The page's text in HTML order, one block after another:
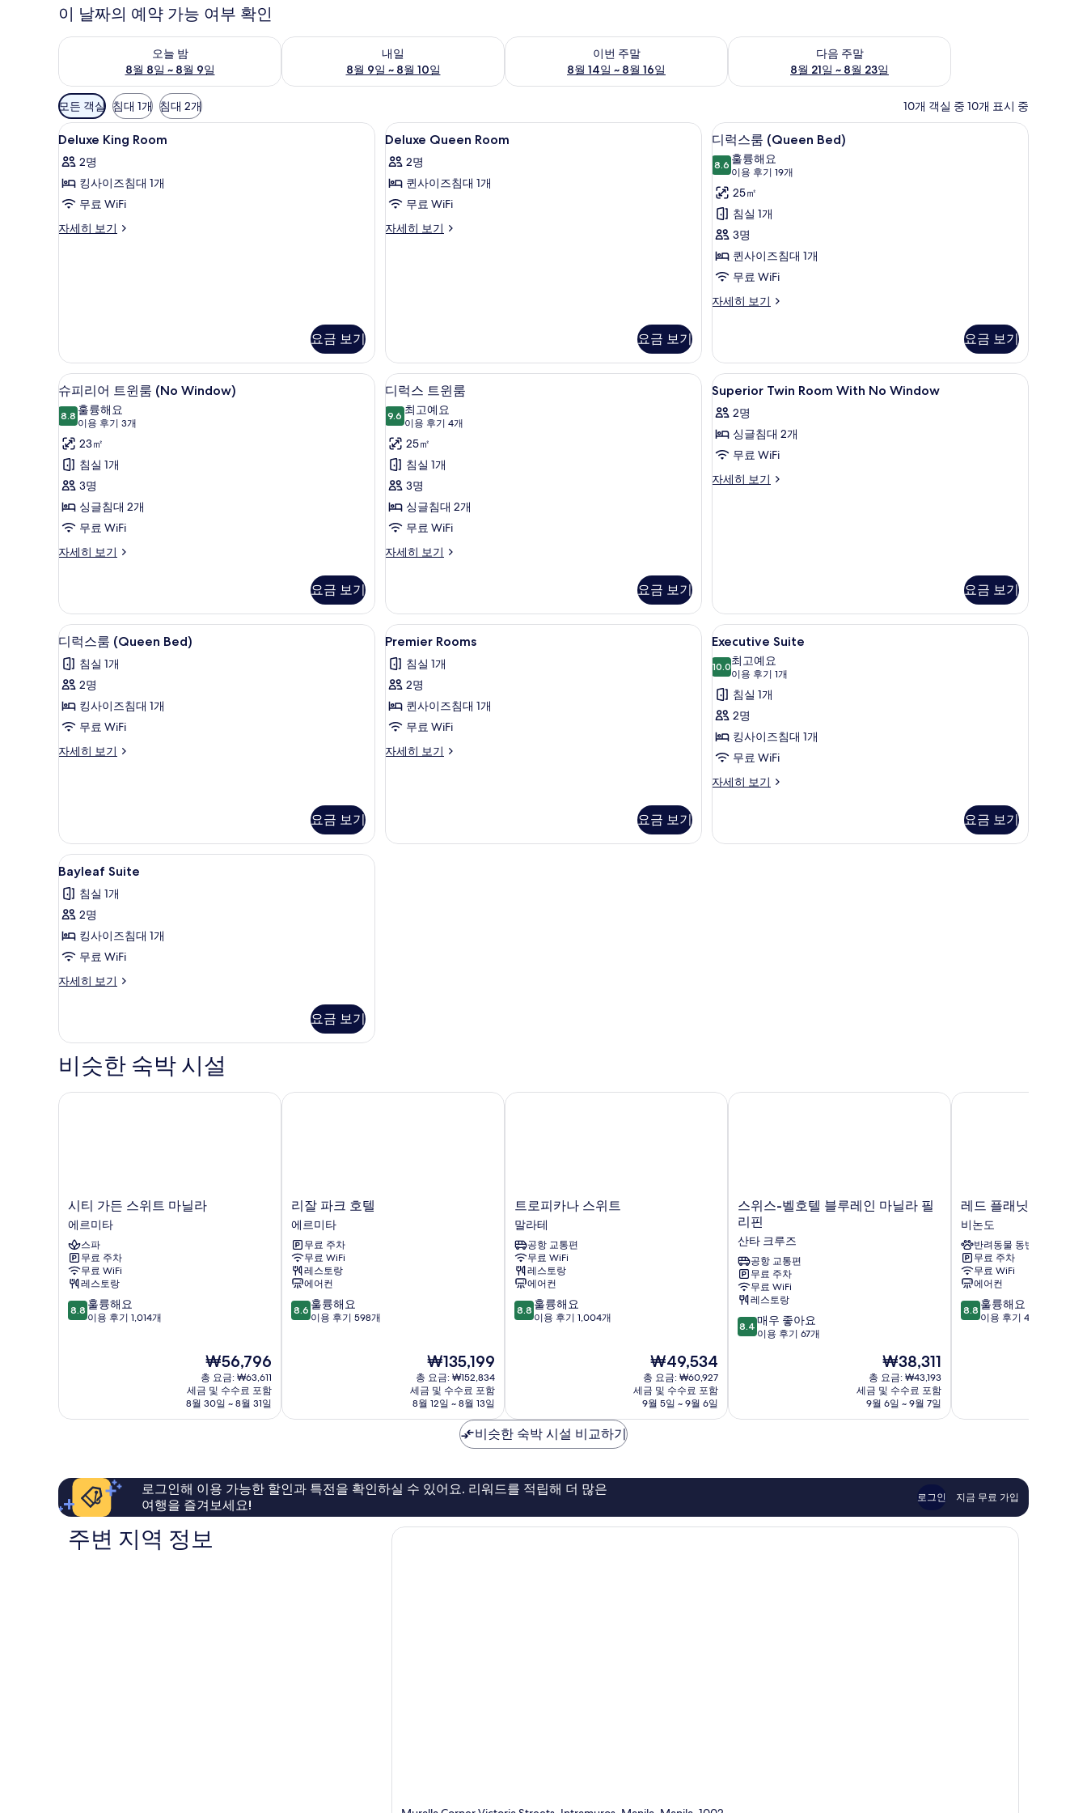
이 날짜의 예약 가능 여부 확인
오늘 밤
8월 8일 ~ 8월 9일
오늘 밤 예약 가능 여부 확인, 8월 8일 ~ 8월 9일
내일
8월 9일 ~ 8월 10일
내일 예약 가능 여부 확인, 8월 9일 ~ 8월 10일
이번 주말
8월 14일 ~ 8월 16일
이번 주말 예약 가능 여부 확인, 8월 14일 ~ 8월 16일
다음 주말
8월 21일 ~ 8월 23일
다음 주말 예약 가능 여부 확인, 8월 21일 ~ 8월 23일
객
실
에
사
용
가
능
한
모든 객실 침대 1개 침대 2개 10개 객실 중 10개 표시 중
Deluxe
King
Room
사
진
모
고급 침구, 미니바, 객실 내 금고, 책상
5
Deluxe King Room
2명
킹사이즈침대 1개
무료 WiFi
자세히 보기
Deluxe
요금 보기
Deluxe
Queen
Room
사
진
모
고급 침구, 미니바, 객실 내 금고, 책상
4
Deluxe Queen Room
2명
퀸사이즈침대 1개
무료 WiFi
자세히 보기
Deluxe
요금 보기
디
럭
스
룸
(Queen
Bed)
사
진
모
기
디럭스룸 (Queen Bed) | 고급 침구, 미니바, 객
4
디럭스룸 (Queen Bed)
8.68.6점 만점 중 10점
훌륭해요
이용 후기 19개
(이
용
후
기
19
개)
25㎡
침실 1개
3명
퀸사이즈침대 1개
무료 WiFi
자세히 보기
디
(Queen
Bed)
자
히
보
요금 보기
슈
피
리
어
트
윈
룸
(No
Window)
모
두
보
기
고급 침구, 미니바, 객실 내 금고, 책상
3
슈피리어 트윈룸 (No Window)
8.88.8점 만점 중 10점
훌륭해요
이용 후기 3개
(이
용
후
기
3
개)
23㎡
침실 1개
3명
싱글침대 2개
무료 WiFi
자세히 보기
슈
트
윈
룸
(No
Window)
자
히
보
요금 보기
디
럭
스
트
윈
룸
사
진
모
기
디럭스 트윈룸 | 고급 침구, 미니바, 객실 내 금고, 책상
5
디럭스 트윈룸
9.69.6점 만점 중 10점
최고예요
이용 후기 4개
(이
용
후
기
4
개)
25㎡
침실 1개
3명
싱글침대 2개
무료 WiFi
자세히 보기
디
윈
룸
자
히
보
요금 보기
Superior
Twin
Room
With
No
Window
기
고급 침구, 미니바, 객실 내 금고, 책상
3
Superior Twin Room With No Window
2명
싱글침대 2개
무료 WiFi
자세히 보기
Superior
보
기
요금 보기
디
럭
스
룸
(Queen
Bed)
사
보
기
디럭스룸 (Queen Bed) | 고급 침구, 미니바, 객실 내 금고, 책상
1
디럭스룸 (Queen Bed)
침실 1개
2명
킹사이즈침대 1개
무료 WiFi
자세히 보기
디
자
세
히
기
요금 보기
Premier
Rooms
사
진
모
두
보
Premier Rooms | 고급 침구, 미니바, 객실 내 금고, 책상
1
Premier Rooms
침실 1개
2명
퀸사이즈침대 1개
무료 WiFi
자세히 보기
Premier
기
요금 보기
Executive
Suite
사
진
모
두
보
기
Executive Suite | 고급 침구, 미니바, 객실 내 금
1
Executive Suite
10.010.0점 만점 중 10점
최고예요
이용 후기 1개
(이
용
후
기
개)
침실 1개
2명
킹사이즈침대 1개
무료 WiFi
자세히 보기
Executive
히
요금 보기
Bayleaf
Suite
사
진
모
두
보
Bayleaf Suite | 고급 침구, 미니바, 객실 내 금고, 책상
2
Bayleaf Suite
침실 1개
2명
킹사이즈침대 1개
무료 WiFi
자세히 보기
Bayleaf
히
기
요금 보기
비슷한 숙박 시설
시
티
가
든
스
위
트
마
닐
시티 가든 스위트 마닐라
에르미타
스파
무료 주차
무료 WiFi
레스토랑
10
점
륭
용
기
1,014
개
8.8 훌륭해요
이용 후기 1,014개
현
재
요
금
₩56,796
₩56,796
총 요금: ₩63,611
세금 및 수수료 포함
8월 30일 ~ 8월 31일
시티 가든 스위트 마닐라
리
잘
파
크
호
텔
에
르
미
리잘 파크 호텔
에르미타
무료 주차
무료 WiFi
레스토랑
에어컨
10
점
륭
용
후
598
8.6 훌륭해요
이용 후기 598개
현
재
요
금
₩135,199
₩135,199
총 요금: ₩152,834
세금 및 수수료 포함
8월 12일 ~ 8월 13일
리잘 파크 호텔
트
로
피
카
나
스
위
트
말
트로피카나 스위트
말라테
공항 교통편
무료 WiFi
레스토랑
에어컨
10
점
륭
해
요,
용
후
1,004
8.8 훌륭해요
이용 후기 1,004개
현
재
요
금
₩49,534
₩49,534
총 요금: ₩60,927
세금 및 수수료 포함
9월 5일 ~ 9월 6일
트로피카나 스위트
스
위
스-
벨
호
텔
블
루
레
인
핀
루
스위스-벨호텔 블루레인 마닐라 필
리핀
산타 크루즈
공항 교통편
무료 주차
무료 WiFi
레스토랑
10
점
매
요,
후
8.4 매우 좋아요
이용 후기 67개
현
재
요
금
₩38,311
₩38,311
총 요금: ₩43,193
세금 및 수수료 포함
9월 6일 ~ 9월 7일
스위스-벨호텔 블루레인 마닐라 필리핀
레
드
플
래
닛
마
닐
라
비
레드 플래닛 마닐라
비논도
반려동물 동반 가능
무료 주차
무료 WiFi
에어컨
10
점
륭
용
후
기
402
8.8 훌륭해요
이용 후기 402개
레드 플래닛 마닐라 비
비슷한 숙박 시설 비교하기
로그인해 이용 가능한 할인과 특전을 확인하실 수 있어요. 리워드를 적립해 더 많은
여행을 즐겨보세요!
로그인 지금 무료 가입
주변 지역 정보